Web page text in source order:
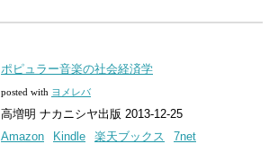
ポピュラー音楽の社会経済学
posted with ヨメレバ
高増明 ナカニシヤ出版 2013-12-25
Amazon
Kindle 楽天ブックス 7net